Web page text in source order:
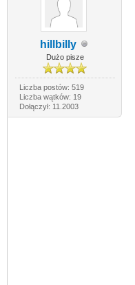
hillbilly
Dużo pisze
Liczba postów: 519
Liczba wątków: 19
Dołączył: 11.2003